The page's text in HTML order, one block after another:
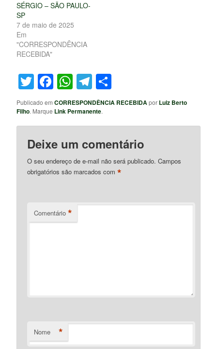
SÉRGIO – SÃO PAULO-
SP
7 de maio de 2025
Em
"CORRESPONDÊNCIA
RECEBIDA"
Twitter
Facebook
WhatsApp
Telegram
Publicado emCORRESPONDÊNCIA RECEBIDApor Luiz Berto
Filho. Marque Link Permanente.
Deixe um comentário
O seu endereço de e-mail não será publicado. Campos
obrigatórios são marcados com*
Comentário *
Nome *